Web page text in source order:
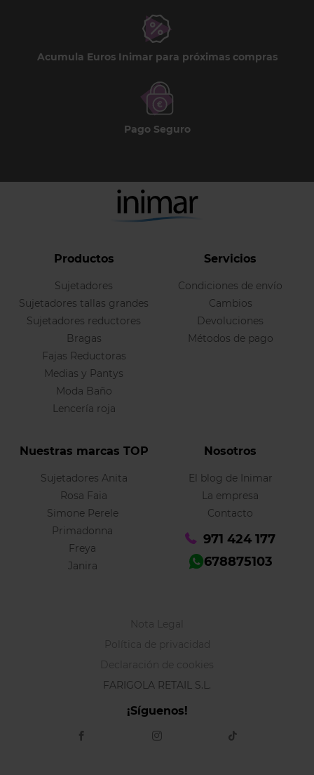
Acumula Euros Inimar para próximas compras
Pago Seguro
Productos
Sujetadores
Sujetadores tallas grandes
Sujetadores reductores
Bragas
Fajas Reductoras
Medias y Pantys
Moda Baño
Lencería roja
Servicios
Condiciones de envío
Cambios
Devoluciones
Métodos de pago
Nuestras marcas TOP
Sujetadores Anita
Rosa Faia
Simone Perele
Primadonna
Freya
Janira
Nosotros
El blog de Inimar
La empresa
Contacto
971 424 177
678875103
Nota Legal
Política de privacidad
Declaración de cookies
FARIGOLA RETAIL S.L.
¡Síguenos!